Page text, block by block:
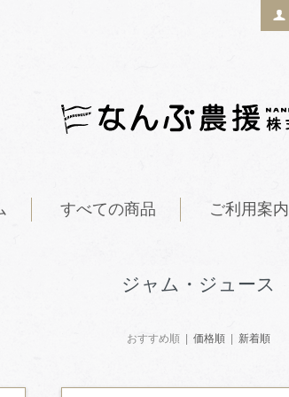
すべての商品 ご利用案内
ジャム・ジュース
おすすめ順 | 価格順 | 新着順